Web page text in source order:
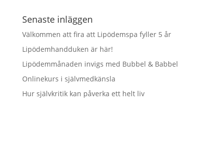
Senaste inläggen
Välkommen att fira att Lipödemspa fyller 5 år
Lipödemhandduken är här!
Lipödemmånaden invigs med Bubbel & Babbel
Onlinekurs i självmedkänsla
Hur självkritik kan påverka ett helt liv